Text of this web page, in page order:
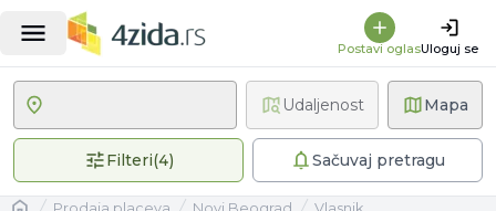
Postavi oglasUloguj se
Mapa
Filteri(4)4 primenjena filteraSačuvaj pretragu
Udaljenost
prodaja placeva Novi Beograd
vlasnik